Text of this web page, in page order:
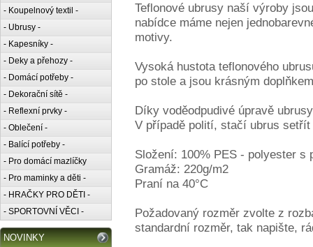
- Koupelnový textil -
- Ubrusy -
- Kapesníky -
- Deky a přehozy -
- Domácí potřeby -
- Dekorační sítě -
- Reflexní prvky -
- Oblečení -
- Balící potřeby -
- Pro domácí mazlíčky
- Pro maminky a děti -
- HRAČKY PRO DĚTI -
- SPORTOVNÍ VĚCI -
NOVINKY
Teflonové ubrusy naší výroby
nabídce máme nejen
motivy.
Vysoká hustota teflonového
po stole a jsou krásným
Díky voděodpudivé úpravě
V případě polití, stačí ubrus
Složení: 100% PES - polyester s
Gramáž: 220g/m2
Praní na 40°C
Požadovaný rozměr zvolte z
standardní rozměr, tak napište,